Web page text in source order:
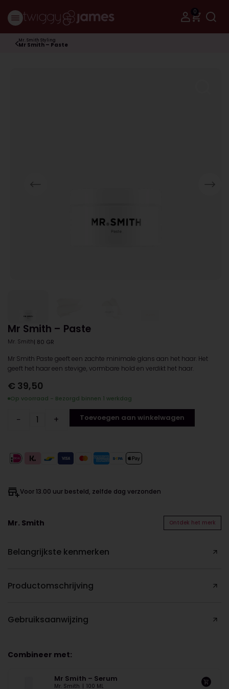
0
Mr. Smith Styling
Mr Smith – Paste
Mr Smith – Paste
Mr. Smith| 80 GR
Mr Smith Paste geeft een zachte minimale glans aan het haar. Het
geeft het haar een stevige, vormbare hold en verdikt het haar.
€ 39,50
Op voorraad - Bezorgd binnen 1 werkdag
− + Toevoegen aan winkelwagen
Voor 13.00 uur besteld, zelfde dag verzonden
Mr. Smith Ontdek het merk
Belangrijkste kenmerken
Productomschrijving
Gebruiksaanwijzing
Combineer met:
Mr Smith – Serum
Mr. Smith | 100 ML